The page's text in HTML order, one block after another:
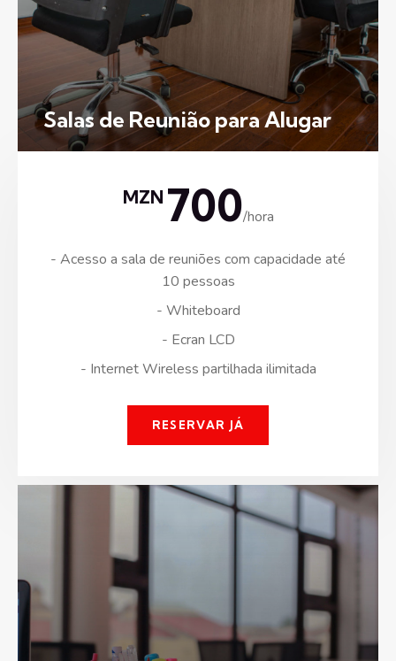
Salas de Reunião para Alugar
MZN 700/hora
- Acesso a sala de reuniões com capacidade até
10 pessoas
- Whiteboard
- Ecran LCD
- Internet Wireless partilhada ilimitada
RESERVAR JÁ